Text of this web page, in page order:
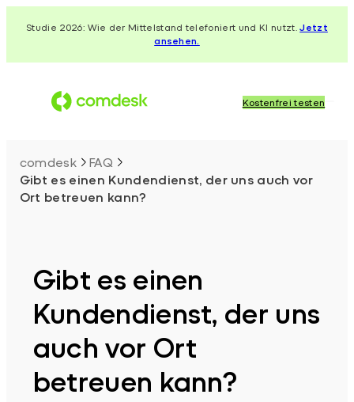
InhaltStudie 2026: Wie der Mittelstand telefoniert und KI nutzt.Jetzt
ansehen.
Kostenfrei testen
comdesk
FAQ
Gibt es einen Kundendienst, der uns auch vor
Ort betreuen kann?
Gibt es einen
Kundendienst, der uns
auch vor Ort
betreuen kann?